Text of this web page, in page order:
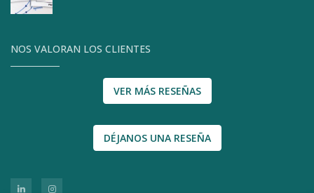
NOS VALORAN LOS CLIENTES
VER MÁS RESEÑAS
DÉJANOS UNA RESEÑA